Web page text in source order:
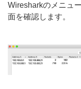
Wiresharkのメニュー
面を確認します。